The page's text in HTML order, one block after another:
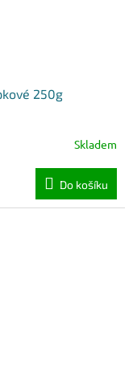
250g
Skladem
Do košíku